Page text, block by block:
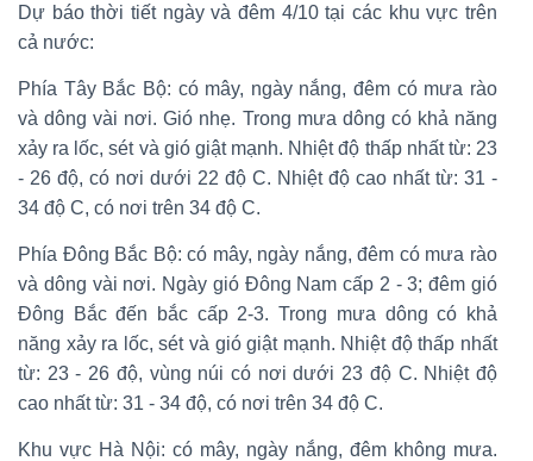
Dự báo thời tiết ngày và đêm 4/10 tại các khu vực trên
cả nước:
Phía Tây Bắc Bộ: có mây, ngày nắng, đêm có mưa rào
và dông vài nơi. Gió nhẹ. Trong mưa dông có khả năng
xảy ra lốc, sét và gió giật mạnh. Nhiệt độ thấp nhất từ: 23
- 26 độ, có nơi dưới 22 độ C. Nhiệt độ cao nhất từ: 31 -
34 độ C, có nơi trên 34 độ C.
Phía Đông Bắc Bộ: có mây, ngày nắng, đêm có mưa rào
và dông vài nơi. Ngày gió Đông Nam cấp 2 - 3; đêm gió
Đông Bắc đến bắc cấp 2-3. Trong mưa dông có khả
năng xảy ra lốc, sét và gió giật mạnh. Nhiệt độ thấp nhất
từ: 23 - 26 độ, vùng núi có nơi dưới 23 độ C. Nhiệt độ
cao nhất từ: 31 - 34 độ, có nơi trên 34 độ C.
Khu vực Hà Nội: có mây, ngày nắng, đêm không mưa.